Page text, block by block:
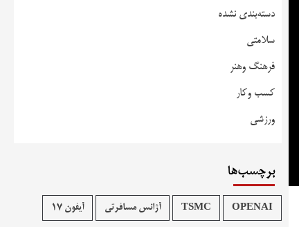
دسته‌بندی نشده
سلامتی
فرهنگ وهنر
کسب وکار
ورزشی
برچسب‌ها
OPENAI
TSMC آژانس مسافرتی آیفون 17